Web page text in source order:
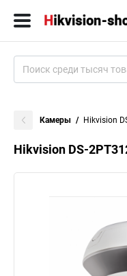
Камеры Hikvision
Hikvision DS-